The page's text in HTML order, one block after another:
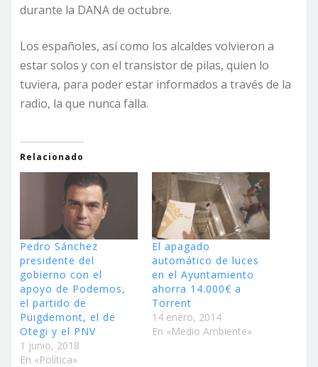
durante la DANA de octubre.
Los españoles, así como los alcaldes volvieron a
estar solos y con el transistor de pilas, quien lo
tuviera, para poder estar informados a través de la
radio, la que nunca falla.
Relacionado
Pedro Sánchez
presidente del
gobierno con el
apoyo de Podemos,
el partido de
Puigdemont, el de
Otegi y el PNV
1 junio, 2018
En «Política»
El apagado
automático de luces
en el Ayuntamiento
ahorra 14.000€ a
Torrent
14 enero, 2014
En «Medio Ambiente»